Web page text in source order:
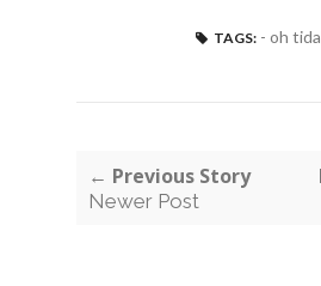
TAGS: - oh
← Previous Story
Newer Post